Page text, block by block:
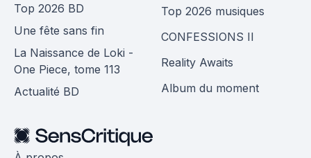
Top 2026 BD
Une fête sans fin
La Naissance de Loki -
One Piece, tome 113
Actualité BD
Top 2026 musiques
CONFESSIONS II
Reality Awaits
Album du moment